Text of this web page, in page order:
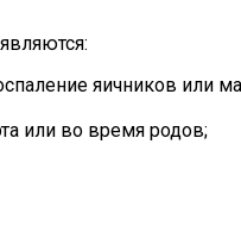
яичников
или во время родов;